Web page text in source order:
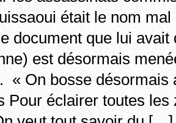
était le nom
document que lui
est désormais
« On bosse désormais
Pour éclairer toutes les